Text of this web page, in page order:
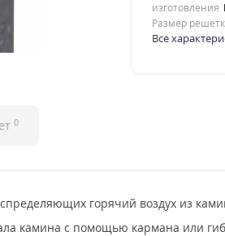
изготовления
Размер
Все
0
горячий воздух из
камина с помощью кармана или